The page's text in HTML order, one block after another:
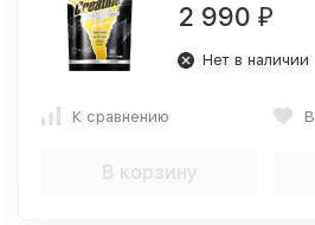
2 990 ₽
Нет в наличии
К сравнению
В корзину